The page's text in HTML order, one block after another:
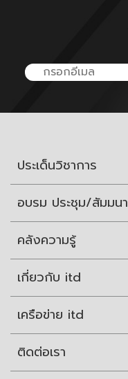
ประเด็นวิชาการ
อบรม ประชุม/สัมมนา
คลังความรู้
เกี่ยวกับ itd
เครือข่าย itd
ติดต่อเรา